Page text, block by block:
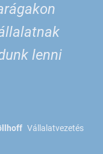
lenni
Vállalatvezetés